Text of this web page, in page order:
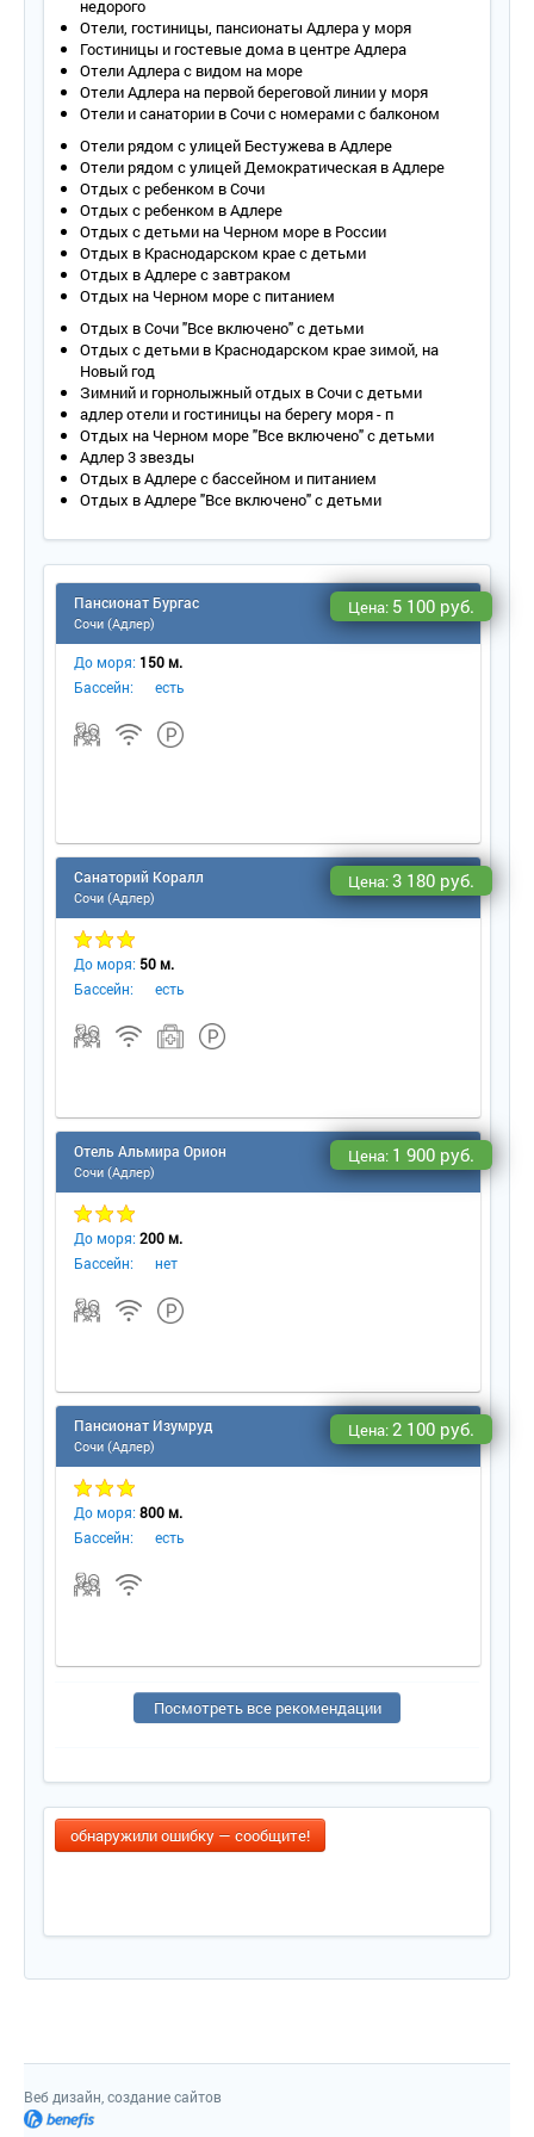
гарнитур, набор посуды.
• Покрытие пола – ковровое покрытие.
• Санузел – ванна, душевая кабина, фен, набор гигиенических
принадлежностей, комплект полотенец.
• Wi-Fi.
• Сервис:
- уборка номера – ежедневно;
- смена белья – ежедневно;
- смена полотенец – ежедневно.
2-местный 2-комнатный номер «Олимп»
• Количество номеров – 5.
• Количество основных мест – 2.
• Дополнительное место – 1 (раскладушка).
• Площадь – 50-65 кв.м.
• Балкон – да.
• Мебель – одна 2-спальная кровать, прикроватные тумбочки,
туалетный столик, комод, мягкая мебель, журнальный столик.
• Оборудование – телевизор со спутниковым телевидением,
кондиционер, телефон с междугородней связью.
• Оборудование мини-кухни – холодильник, микроволновая
печь, электрический чайник, кухонный гарнитур, набор посуды,
обеденный стол, стулья.
• Покрытие пола – ковровое покрытие.
• Wi-Fi.
• Сервис:
- уборка номера – ежедневно;
- смена белья – ежедневно;
- смена полотенец – ежедневно.
недорого
Отели, гостиницы, пансионаты Адлера у моря
Гостиницы и гостевые дома в центре Адлера
Отели Адлера с видом на море
Отели Адлера на первой береговой линии у моря
Отели и санатории в Сочи с номерами с балконом
Отели рядом с улицей Бестужева в Адлере
Отели рядом с улицей Демократическая в Адлере
Отдых с ребенком в Сочи
Отдых с ребенком в Адлере
Отдых с детьми на Черном море в России
Отдых в Краснодарском крае с детьми
Отдых в Адлере с завтраком
Отдых на Черном море с питанием
Отдых в Сочи "Все включено" с детьми
Отдых с детьми в Краснодарском крае зимой, на
Новый год
Зимний и горнолыжный отдых в Сочи с детьми
адлер отели и гостиницы на берегу моря - п
Отдых на Черном море "Все включено" с детьми
Адлер 3 звезды
Отдых в Адлере с бассейном и питанием
Отдых в Адлере "Все включено" с детьми
Пансионат Бургас
Сочи (Адлер)
Цена: 5 100 руб.
До моря: 150 м.
Бассейн:
есть
Санаторий Коралл
Сочи (Адлер)
Цена:3 180 руб.
До моря: 50 м.
Бассейн:
есть
Отель Альмира Орион
Сочи (Адлер)
Цена: 1 900 руб.
До моря: 200 м.
Бассейн:
нет
Пансионат Изумруд
Сочи (Адлер)
Цена:2 100 руб.
До моря: 800 м.
Бассейн:
есть
Посмотреть все рекомендации
обнаружили ошибку — сообщите!
Веб дизайн, создание сайтов